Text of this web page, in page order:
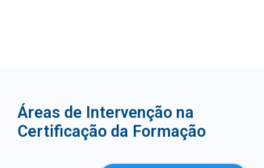
Áreas de Intervenção na
Certificação da Formação